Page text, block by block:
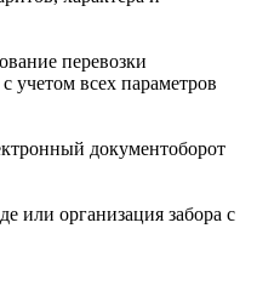
перевозки
учетом всех параметров
документоборот
или организация забора с